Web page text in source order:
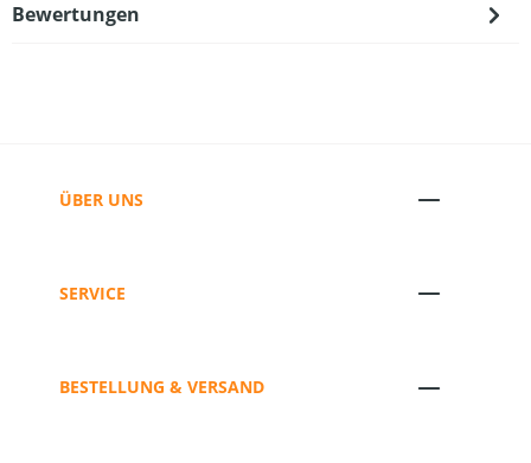
Bewertungen
ÜBER UNS
SERVICE
BESTELLUNG & VERSAND